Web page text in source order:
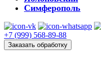
Симферополь
+7 (999) 568-89-88
Заказать обработку